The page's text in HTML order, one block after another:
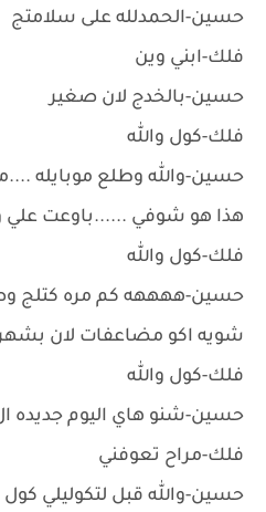
حسين-الحمدلله على سلامتج
فلك-ابني وين
حسين-بالخدج لان صغير
فلك-كول والله
حسين-والله وطلع موبايله
هذا هو شوفي ......باوعت علي
فلك-كول والله
حسين-ههههه كم مره كتلج
شويه اكو مضاعفات لان
فلك-كول والله
حسين-شنو هاي اليوم جديده
فلك-مراح تعوفني
حسين-والله قبل لتكوليلي كول